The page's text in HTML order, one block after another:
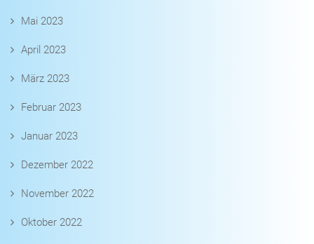
Mai 2023
April 2023
März 2023
Februar 2023
Januar 2023
Dezember 2022
November 2022
Oktober 2022